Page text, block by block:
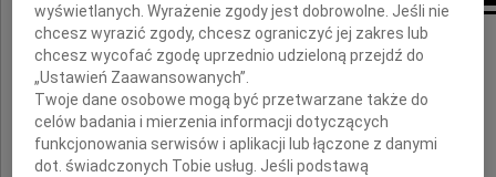
Szanownemu Panu
Piotrowi Hnidanowi
wyrazy głębokiego żalu i współczucia
z powodu śmierci
wyświetlanych. Wyrażenie zgody jest dobrowolne. Jeśli nie
chcesz wyrazić zgody, chcesz ograniczyć jej zakres lub
chcesz wycofać zgodę uprzednio udzieloną przejdź do
„Ustawień Zaawansowanych”.
Twoje dane osobowe mogą być przetwarzane także do
celów badania i mierzenia informacji dotyczących
funkcjonowania serwisów i aplikacji lub łączone z danymi
dot. świadczonych Tobie usług. Jeśli podstawą